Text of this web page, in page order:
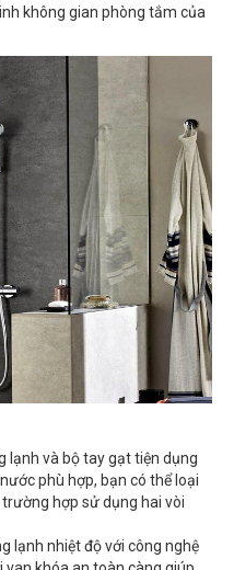
không gian phòng tắm của
lạnh và bộ tay gạt tiện dụng
phù hợp, bạn có thể loại
hợp sử dụng hai vòi
lạnh nhiệt độ với công nghệ